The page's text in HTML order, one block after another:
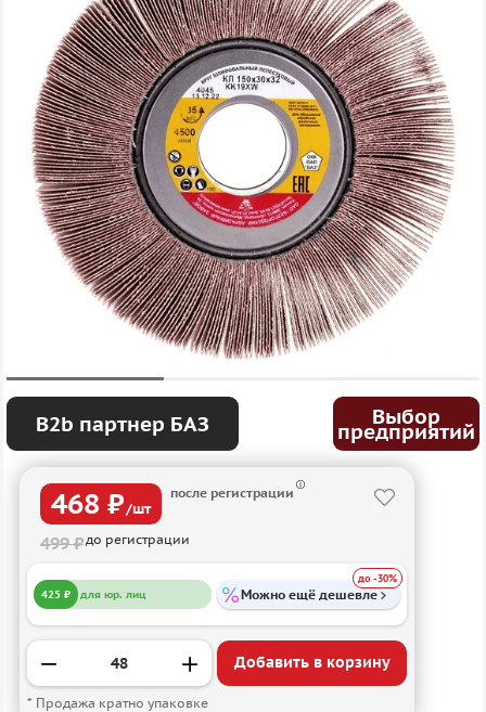
B2b партнер БАЗ Выбор
предприятий
468 ₽/шт
после регистрации
499 ₽до регистрации
425 ₽ для юр. лиц Можно ещё дешевле
до -30%
Добавить в корзину
* Продажа кратно упаковке